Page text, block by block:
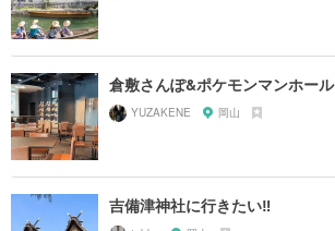
倉敷さんぽ&ポケモンマンホール
YUZAKENE 岡山
吉備津神社に行きたい‼️